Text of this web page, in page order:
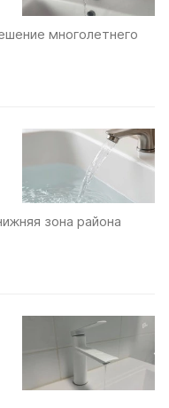
многолетнего
зона района